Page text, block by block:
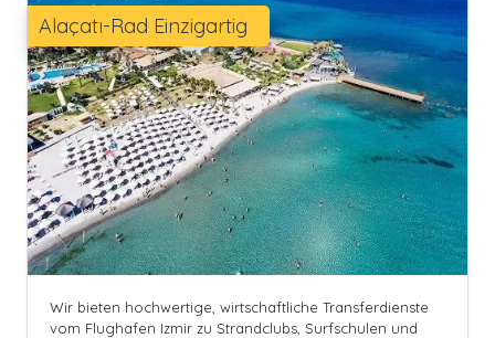
Wir bieten hochwertige, wirtschaftliche Transferdienste
vom Flughafen Izmir zu Strandclubs, Surfschulen und
Alaçatı-Rad Einzigartig